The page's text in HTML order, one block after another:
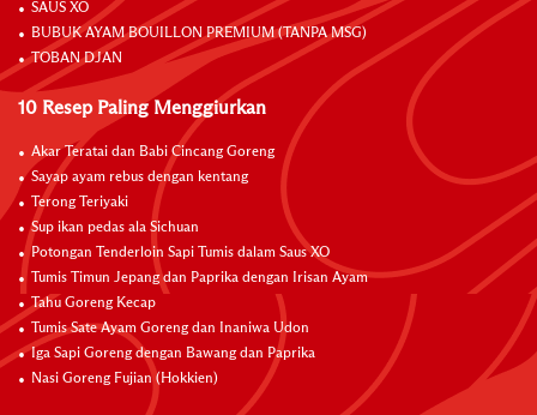
SAUS XO
BUBUK AYAM BOUILLON PREMIUM (TANPA MSG)
TOBAN DJAN
10 Resep Paling Menggiurkan
Akar Teratai dan Babi Cincang Goreng
Sayap ayam rebus dengan kentang
Terong Teriyaki
Sup ikan pedas ala Sichuan
Potongan Tenderloin Sapi Tumis dalam Saus XO
Tumis Timun Jepang dan Paprika dengan Irisan Ayam
Tahu Goreng Kecap
Tumis Sate Ayam Goreng dan Inaniwa Udon
Iga Sapi Goreng dengan Bawang dan Paprika
Nasi Goreng Fujian (Hokkien)